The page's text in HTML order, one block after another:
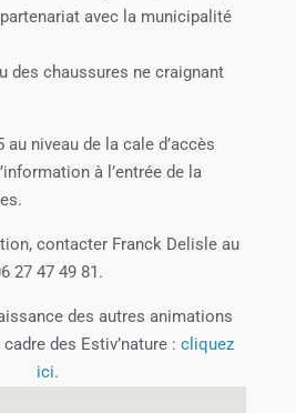
avec la municipalité
des chaussures ne craignant
au niveau de la cale d’accès
à l’entrée de la
contacter Franck Delisle au
27 47 49 81.
des autres animations
des Estiv’nature :cliquez
ici.